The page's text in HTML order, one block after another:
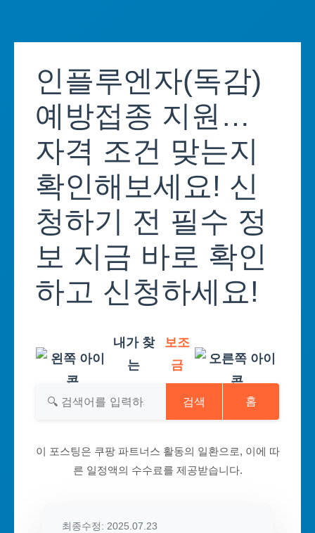
content인플루엔자(독감)
예방접종 지원…
자격 조건 맞는지
확인해보세요! 신
청하기 전 필수 정
보 지금 바로 확인
하고 신청하세요!
내가 찾
는
보조
금
검색 홈
이 포스팅은 쿠팡 파트너스 활동의 일환으로, 이에 따
른 일정액의 수수료를 제공받습니다.
최종수정: 2025.07.23